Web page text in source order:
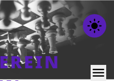
light_mode
menu